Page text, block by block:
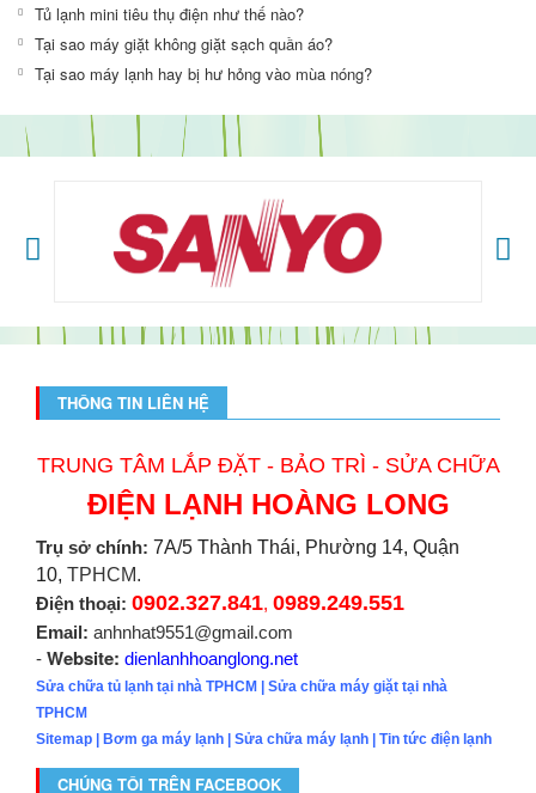
Tủ lạnh mini tiêu thụ điện như thế nào?
Tại sao máy giặt không giặt sạch quần áo?
Tại sao máy lạnh hay bị hư hỏng vào mùa nóng?
THÔNG TIN LIÊN HỆ
TRUNG TÂM LẮP ĐẶT - BẢO TRÌ - SỬA CHỮA
ĐIỆN LẠNH HOÀNG LONG
Trụ sở chính: 7A/5 Thành Thái, Phường 14, Quận
10, TPHCM.
Điện thoại: 0902.327.841, 0989.249.551
Email: anhnhat9551@gmail.com
- Website: dienlanhhoanglong.net
Sửa chữa tủ lạnh tại nhà TPHCM | Sửa chữa máy giặt tại nhà
TPHCM
Sitemap | Bơm ga máy lạnh | Sửa chữa máy lạnh | Tin tức điện lạnh
CHÚNG TÔI TRÊN FACEBOOK